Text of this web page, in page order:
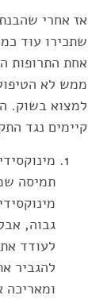
אז אחרי
שתכירו עוד
אחת התרופות
ממש לא
למצוא בשוק.
קיימים נגד
תמיסה
גבוה,
לעודד
להגביר